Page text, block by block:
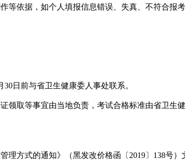
等依据，如个人填报信息错误、失真、不符合报
日前与省卫生健康委人事处联系。
领取等事宜由当地负责，考试合格标准由省卫生
方式的通知》（黑发改价格函〔2019〕138号）